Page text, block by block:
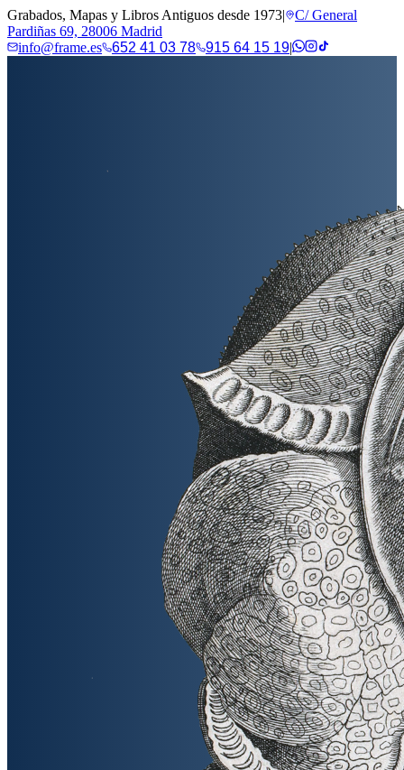
Grabados, Mapas y Libros Antiguos desde 1973|
C/ General
Pardiñas 69, 28006 Madrid
info@frame.es
652 41 03 78 915 64 15 19|